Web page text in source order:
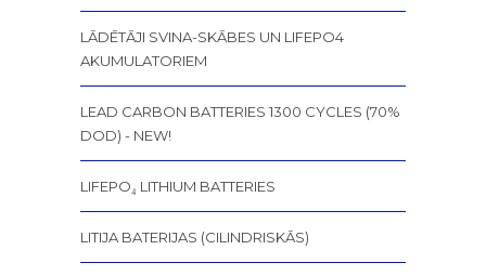
LĀDĒTĀJI SVINA-SKĀBES UN LIFEPO4
AKUMULATORIEM
LEAD CARBON BATTERIES 1300 CYCLES (70%
DOD) - NEW!
LIFEPO₄ LITHIUM BATTERIES
LITIJA BATERIJAS (CILINDRISKĀS)